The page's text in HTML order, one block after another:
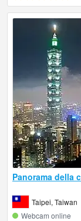
Panorama della
Taipei, Taiwan
Webcam online